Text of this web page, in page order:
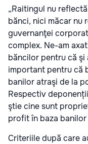
„Raitingul nu
bănci, nici măcar nu
guvernanţei
complex. Ne-am
băncilor pentru că şi
important pentru că
banilor atraşi de la
Respectiv
ştie cine sunt
profit în baza banilor
Criteriile după care